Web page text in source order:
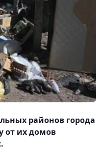
районов города
от их домов